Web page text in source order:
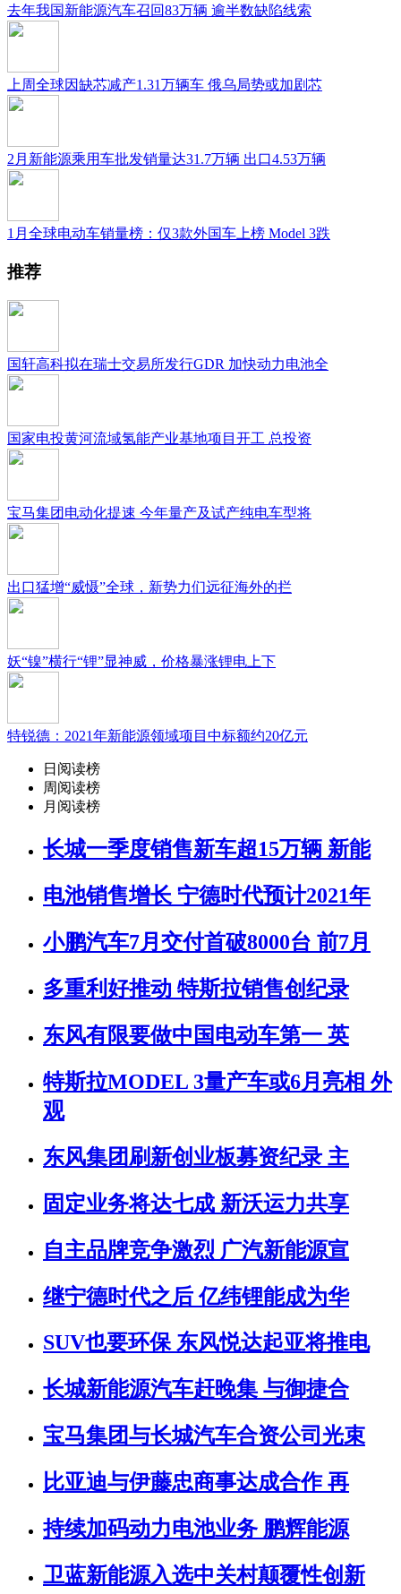
去年我国新能源汽车召回83万辆 逾半数缺陷线索
上周全球因缺芯减产1.31万辆车 俄乌局势或加剧芯
2月新能源乘用车批发销量达31.7万辆 出口4.53万辆
1月全球电动车销量榜：仅3款外国车上榜 Model 3跌
推荐
国轩高科拟在瑞士交易所发行GDR 加快动力电池全
国家电投黄河流域氢能产业基地项目开工 总投资
宝马集团电动化提速 今年量产及试产纯电车型将
出口猛增“威慑”全球，新势力们远征海外的拦
妖“镍”横行“锂”显神威，价格暴涨锂电上下
特锐德：2021年新能源领域项目中标额约20亿元
日阅读榜
周阅读榜
月阅读榜
长城一季度销售新车超15万辆 新能
电池销售增长 宁德时代预计2021年
小鹏汽车7月交付首破8000台 前7月
多重利好推动 特斯拉销售创纪录
东风有限要做中国电动车第一 英
特斯拉MODEL 3量产车或6月亮相 外
观
东风集团刷新创业板募资纪录 主
固定业务将达七成 新沃运力共享
自主品牌竞争激烈 广汽新能源宣
继宁德时代之后 亿纬锂能成为华
SUV也要环保 东风悦达起亚将推电
长城新能源汽车赶晚集 与御捷合
宝马集团与长城汽车合资公司光束
比亚迪与伊藤忠商事达成合作 再
持续加码动力电池业务 鹏辉能源
卫蓝新能源入选中关村颠覆性创新